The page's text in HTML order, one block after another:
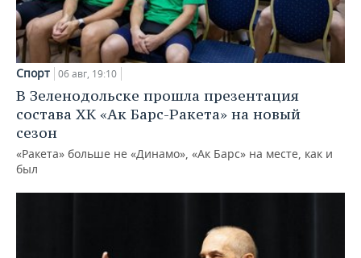
Спорт 06 авг, 19:10
В Зеленодольске прошла презентация
состава ХК «Ак Барс-Ракета» на новый
сезон
«Ракета» больше не «Динамо», «Ак Барс» на месте, как и
был